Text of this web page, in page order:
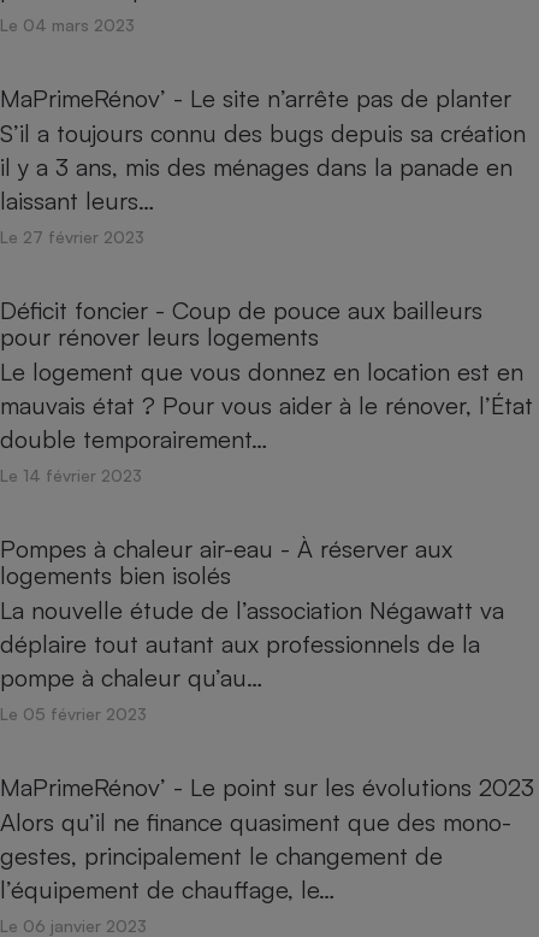
Le 04 mars 2023
MaPrimeRénov’ - Le site n’arrête pas de planter
S’il a toujours connu des bugs depuis sa création
il y a 3 ans, mis des ménages dans la panade en
laissant leurs…
Le 27 février 2023
Déficit foncier - Coup de pouce aux bailleurs
pour rénover leurs logements
Le logement que vous donnez en location est en
mauvais état ? Pour vous aider à le rénover, l’État
double temporairement…
Le 14 février 2023
Pompes à chaleur air-eau - À réserver aux
logements bien isolés
La nouvelle étude de l’association Négawatt va
déplaire tout autant aux professionnels de la
pompe à chaleur qu’au…
Le 05 février 2023
MaPrimeRénov’ - Le point sur les évolutions 2023
Alors qu’il ne finance quasiment que des mono-
gestes, principalement le changement de
l’équipement de chauffage, le…
Le 06 janvier 2023